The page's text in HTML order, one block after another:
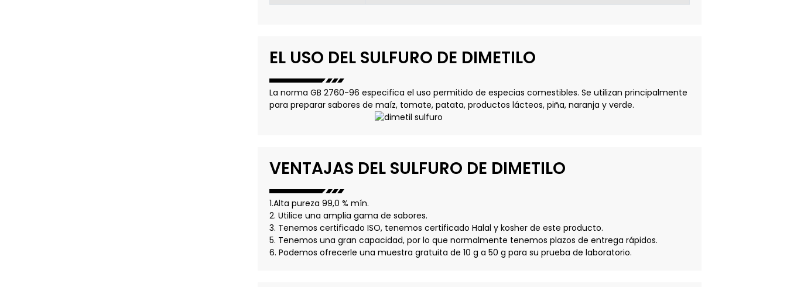
EL USO DEL SULFURO DE DIMETILO
La norma GB 2760-96 especifica el uso permitido de especias comestibles. Se utilizan principalmente
para preparar sabores de maíz, tomate, patata, productos lácteos, piña, naranja y verde.
VENTAJAS DEL SULFURO DE DIMETILO
1.Alta pureza 99,0 % mín.
2. Utilice una amplia gama de sabores.
3. Tenemos certificado ISO, tenemos certificado Halal y kosher de este producto.
5. Tenemos una gran capacidad, por lo que normalmente tenemos plazos de entrega rápidos.
6. Podemos ofrecerle una muestra gratuita de 10 g a 50 g para su prueba de laboratorio.